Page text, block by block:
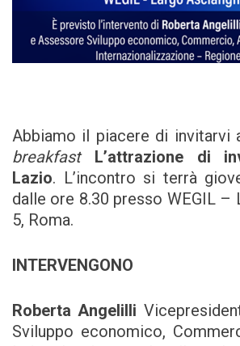
Abbiamo il piacere di invitarvi
breakfast
L’attrazione di
Lazio. L’incontro si terrà
dalle ore 8.30 presso WEGIL –
5, Roma.
INTERVENGONO
Roberta Angelilli
Sviluppo economico,